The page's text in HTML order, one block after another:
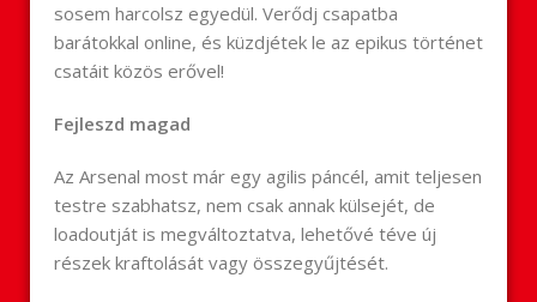
sosem harcolsz egyedül. Verődj csapatba
barátokkal online, és küzdjétek le az epikus történet
csatáit közös erővel!
Fejleszd magad
Az Arsenal most már egy agilis páncél, amit teljesen
testre szabhatsz, nem csak annak külsejét, de
loadoutját is megváltoztatva, lehetővé téve új
részek kraftolását vagy összegyűjtését.